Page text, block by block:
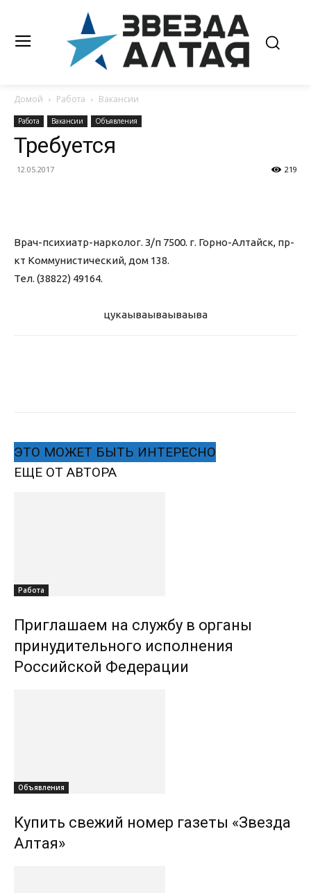
Домой Работа Вакансии
Работа Вакансии Объявления
Требуется
12.05.2017 219
Врач-психиатр-нарколог. З/п 7500. г. Горно-Алтайск, пр-
кт Коммунистический, дом 138.
Тел. (38822) 49164.
цукаываываываыва
ЭТО МОЖЕТ БЫТЬ ИНТЕРЕСНО
ЕЩЕ ОТ АВТОРА
Работа
Приглашаем на службу в органы
принудительного исполнения
Российской Федерации
Объявления
Купить свежий номер газеты «Звезда
Алтая»